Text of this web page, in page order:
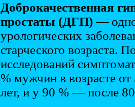
Доброкачественная
простаты (ДГП)— одно
урологических
старческого возраста.
исследований
% мужчин в возрасте
лет, и у 90 % — после 80